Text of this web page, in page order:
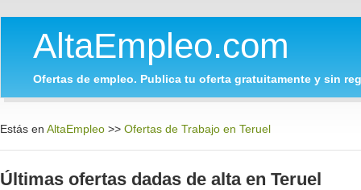
AltaEmpleo.com
Ofertas de empleo. Publica tu oferta gratuitamente y sin
Estás en AltaEmpleo >> Ofertas de Trabajo en Teruel
Últimas ofertas dadas de alta en Teruel